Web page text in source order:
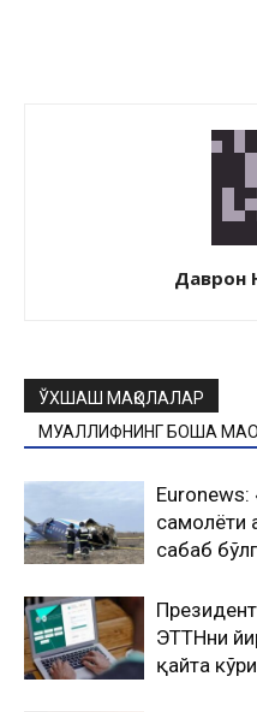
Даврон
ЎХШАШ МАҚОЛАЛАР
МУАЛЛИФНИНГ БОШҚА
Euronews:
самолёти
сабаб
ЭТТНни
қайта